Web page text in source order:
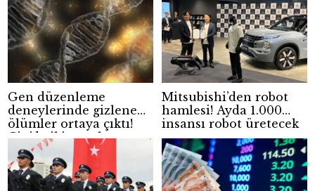
Gen düzenleme
deneylerinde gizlenen
ölümler ortaya çıktı!
Çin’de iki çocuk
hayatını kaybetti
Mitsubishi’den robot
hamlesi! Ayda 1.000
insansı robot üretecek